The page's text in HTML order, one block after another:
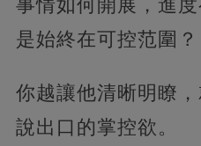
事情如何開展，進
是始終在可控范圍？
你越讓他清晰明瞭
說出口的掌控欲。